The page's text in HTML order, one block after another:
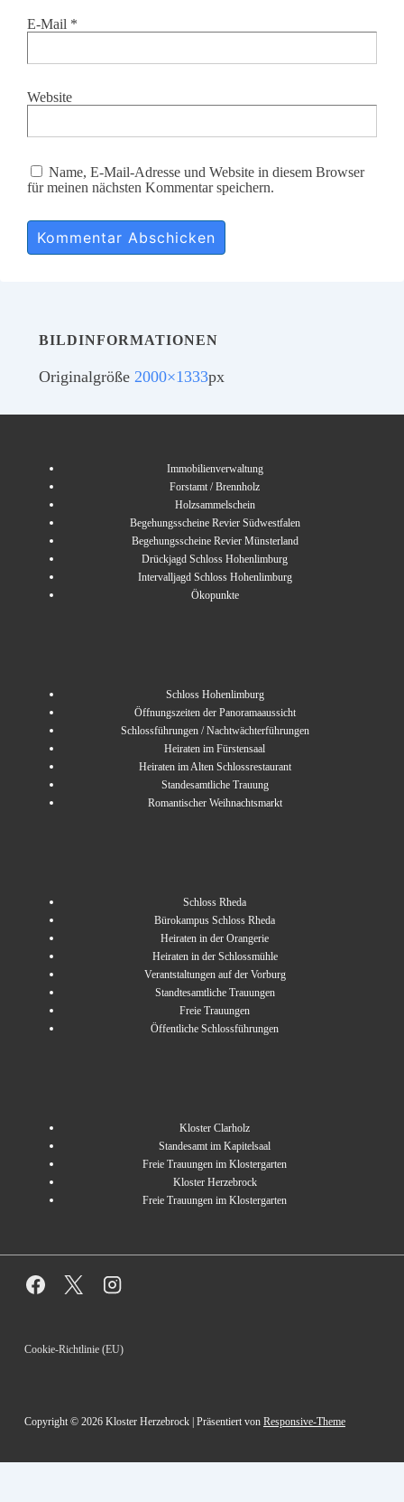
E-Mail *
Website
Name, E-Mail-Adresse und Website in diesem Browser
für meinen nächsten Kommentar speichern.
BILDINFORMATIONEN
Originalgröße 2000×1333px
Immobilienverwaltung
Forstamt / Brennholz
Holzsammelschein
Begehungsscheine Revier Südwestfalen
Begehungsscheine Revier Münsterland
Drückjagd Schloss Hohenlimburg
Intervalljagd Schloss Hohenlimburg
Ökopunkte
Schloss Hohenlimburg
Öffnungszeiten der Panoramaaussicht
Schlossführungen / Nachtwächterführungen
Heiraten im Fürstensaal
Heiraten im Alten Schlossrestaurant
Standesamtliche Trauung
Romantischer Weihnachtsmarkt
Schloss Rheda
Bürokampus Schloss Rheda
Heiraten in der Orangerie
Heiraten in der Schlossmühle
Verantstaltungen auf der Vorburg
Standtesamtliche Trauungen
Freie Trauungen
Öffentliche Schlossführungen
Kloster Clarholz
Standesamt im Kapitelsaal
Freie Trauungen im Klostergarten
Kloster Herzebrock
Freie Trauungen im Klostergarten
Footer-
Cookie-Richtlinie (EU)
Copyright © 2026 Kloster Herzebrock | Präsentiert von Responsive-Theme